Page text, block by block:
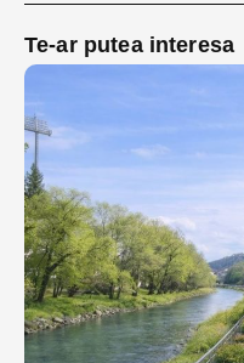
Te-ar putea interesa